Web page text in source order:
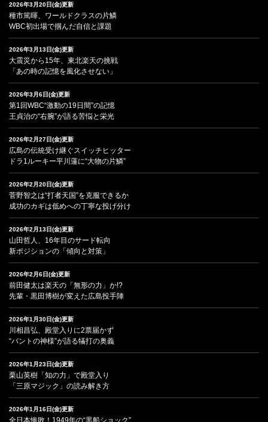
2026年3月20日(金)更新
種市篤暉、ワールドクラスの片鱗
WBC初出場で掴んだ自信と課題
2026年3月13日(金)更新
大震災から15年、東北楽天の挑戦
「あの時の記憶を風化させない」
2026年3月6日(金)更新
第1回WBC“激動の19日間”の記憶
王貞治の“右腕”が語る苦悩と栄光
2026年2月27日(金)更新
広島の伝統受け継ぐスイッチヒッター
ドラ1ルーキー平川蓮に“大物の片鱗”
2026年2月20日(金)更新
菅野智之は“打者天国”を克服できるか
成功のカギは低めへの丁寧な投げ分け
2026年2月13日(金)更新
山田哲人、16年目のサード転向
新ポジションの「傾向と対策」
2026年2月6日(金)更新
前田健太は楽天の「無形の力」か!?
先輩・黒田博樹が変えた広島投手陣
2026年1月30日(金)更新
川相昌弘、殿堂入りに2票届かず
“バントの神様”が語る犠打の奥義
2026年1月23日(金)更新
栗山英樹「知の力」で殿堂入り
「三原マジック」の読み解き方
2026年1月16日(金)更新
全日本惨敗！1949年の“黒船ショック”